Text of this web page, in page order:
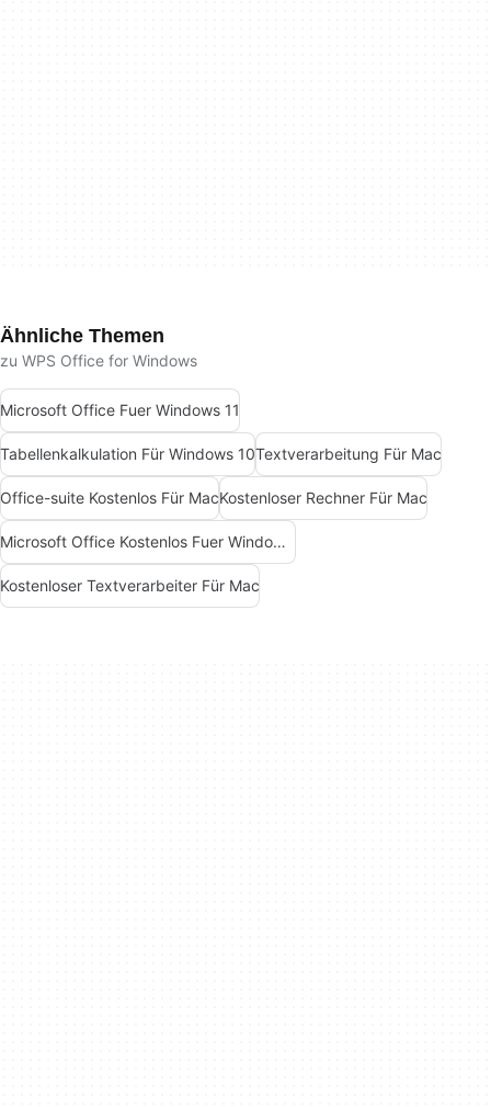
Ähnliche Themen
zu WPS Office for Windows
Microsoft Office Fuer Windows 11
Tabellenkalkulation Für Windows 10Textverarbeitung Für Mac
Office-suite Kostenlos Für MacKostenloser Rechner Für Mac
Microsoft Office Kostenlos Fuer Windows 7
Kostenloser Textverarbeiter Für Mac